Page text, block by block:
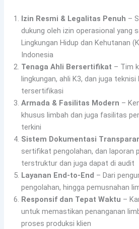
Izin Resmi & Legalitas Penuh –
dukung oleh izin operasional yang
Lingkungan Hidup dan Kehutanan
Indonesia
Tenaga Ahli Bersertifikat – Tim
lingkungan, ahli K3, dan juga
tersertifikasi
Armada & Fasilitas Modern –
khusus limbah dan juga fasilitas
terkini
Sistem Dokumentasi
sertifikat pengolahan, dan laporan
terstruktur dan juga dapat di audit
Layanan End-to-End – Dari
pengolahan, hingga pemusnahan
Responsif dan Tepat Waktu –
untuk memastikan penanganan
proses produksi klien